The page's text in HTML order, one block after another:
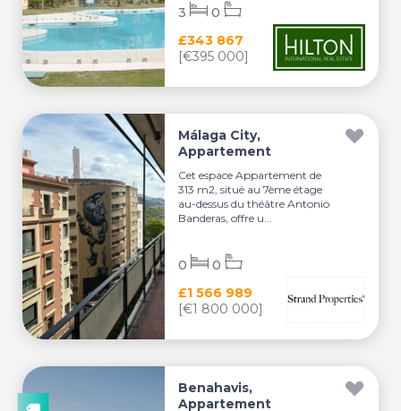
£343 867
[€395 000]
3 0
Málaga City,
Appartement
Cet espace Appartement de
313 m2, situé au 7ème étage
au-dessus du théâtre Antonio
Banderas, offre u...
£1 566 989
[€1 800 000]
0 0
Benahavis,
Appartement